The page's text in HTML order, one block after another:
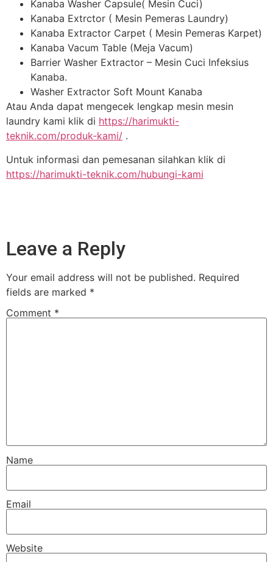
Kanaba Washer Capsule( Mesin Cuci)
Kanaba Extrctor ( Mesin Pemeras Laundry)
Kanaba Extractor Carpet ( Mesin Pemeras Karpet)
Kanaba Vacum Table (Meja Vacum)
Barrier Washer Extractor – Mesin Cuci Infeksius
Kanaba.
Washer Extractor Soft Mount Kanaba
Atau Anda dapat mengecek lengkap mesin mesin
laundry kami klik di https://harimukti-
teknik.com/produk-kami/ .
Untuk informasi dan pemesanan silahkan klik di
https://harimukti-teknik.com/hubungi-kami
Leave a Reply
Your email address will not be published. Required
fields are marked *
Comment *
Name
Email
Website